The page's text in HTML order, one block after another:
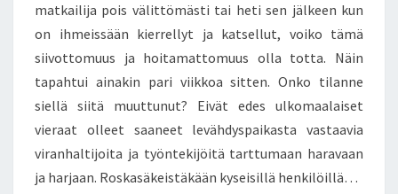
I
V
O
A
A
A
N
!
matkailija pois välittömästi tai heti sen jälkeen kun
on ihmeissään kierrellyt ja katsellut, voiko tämä
siivottomuus ja hoitamattomuus olla totta. Näin
tapahtui ainakin pari viikkoa sitten. Onko tilanne
siellä siitä muuttunut? Eivät edes ulkomaalaiset
vieraat olleet saaneet levähdyspaikasta vastaavia
viranhaltijoita ja työntekijöitä tarttumaan haravaan
ja harjaan. Roskasäkeistäkään kyseisillä henkilöillä…